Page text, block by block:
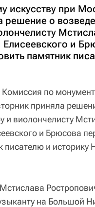
искусству при
решение о
и
памятник
Комиссия по
приняла
виолончелисту
и Брюсова
писателю и историку
на Большой